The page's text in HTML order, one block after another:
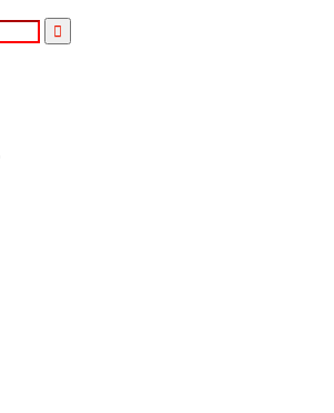
Search